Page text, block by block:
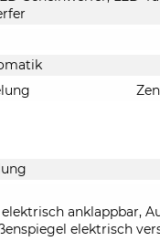
anklappbar,
elektrisch